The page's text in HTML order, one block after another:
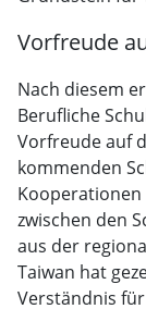
Vorfreude
Nach diesem
Berufliche
Vorfreude auf
kommenden
zwischen den
aus der
Taiwan hat
Verständnis